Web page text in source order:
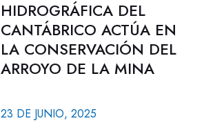
HIDROGRÁFICA DEL
CANTÁBRICO ACTÚA EN
LA CONSERVACIÓN DEL
ARROYO DE LA MINA
23 DE JUNIO, 2025